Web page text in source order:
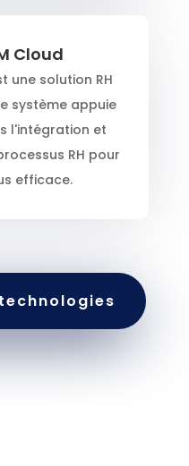
Cloud
une solution RH
système appuie
l'intégration et
RH pour
efficace.